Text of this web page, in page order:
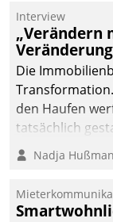
Die monatlichen
Mitteilungen
Heizungs- und
automatisiert,
und auf
mehrere zuvor
Interview
„Verändern
Die
den Haufen
tatsächlich
Argumente
Nadja